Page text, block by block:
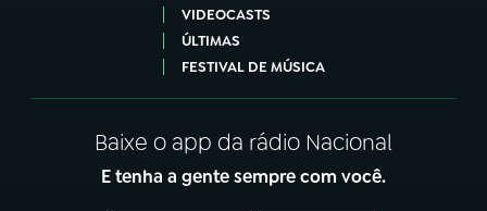
VIDEOCASTS
ÚLTIMAS
FESTIVAL DE MÚSICA
Baixe o app da rádio Nacional
E tenha a gente sempre com você.